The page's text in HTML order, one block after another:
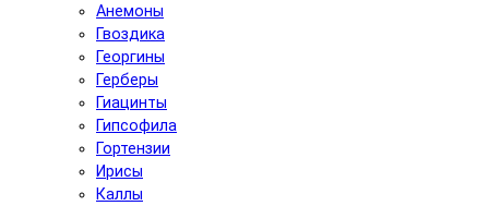
Анемоны
Гвоздика
Георгины
Герберы
Гиацинты
Гипсофила
Гортензии
Ирисы
Каллы